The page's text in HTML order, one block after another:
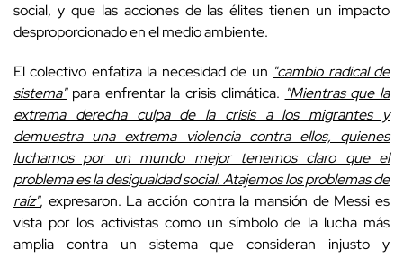
social, y que las acciones de las élites tienen un impacto
desproporcionado en el medio ambiente.
El colectivo enfatiza la necesidad de un "cambio radical de
sistema"para enfrentar la crisis climática. "Mientras que la
extrema derecha culpa de la crisis a los migrantes y
demuestra una extrema violencia contra ellos, quienes
luchamos por un mundo mejor tenemos claro que el
problema es la desigualdad social. Atajemos los problemas de
raíz", expresaron. La acción contra la mansión de Messi es
vista por los activistas como un símbolo de la lucha más
amplia contra un sistema que consideran injusto y